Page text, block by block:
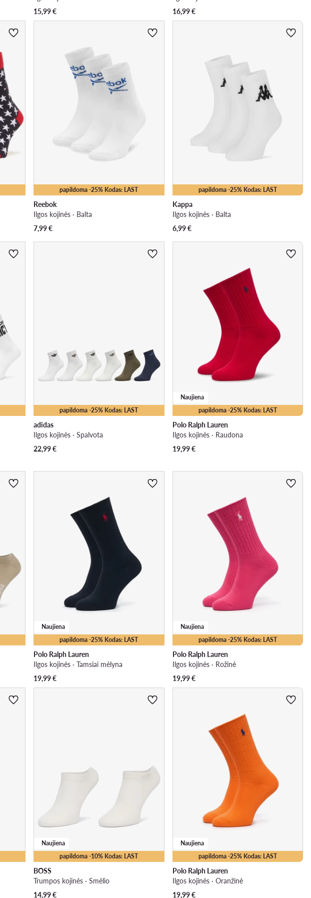
15,99€
16,99€
papildoma -25% Kodas: LAST
Reebok
Ilgos kojinės · Balta
7,99€
papildoma -25% Kodas: LAST
Kappa
Ilgos kojinės · Balta
6,99€
papildoma -25% Kodas: LAST
adidas
Ilgos kojinės · Spalvota
22,99€
papildoma -25% Kodas: LAST
Naujiena
Polo Ralph Lauren
Ilgos kojinės · Raudona
19,99€
papildoma -25% Kodas: LAST
Naujiena
Polo Ralph Lauren
Ilgos kojinės · Tamsiai mėlyna
19,99€
papildoma -25% Kodas: LAST
Naujiena
Polo Ralph Lauren
Ilgos kojinės · Rožinė
19,99€
papildoma -10% Kodas: LAST
Naujiena
BOSS
Trumpos kojinės · Smėlio
14,99€
papildoma -25% Kodas: LAST
Naujiena
Polo Ralph Lauren
Ilgos kojinės · Oranžinė
19,99€